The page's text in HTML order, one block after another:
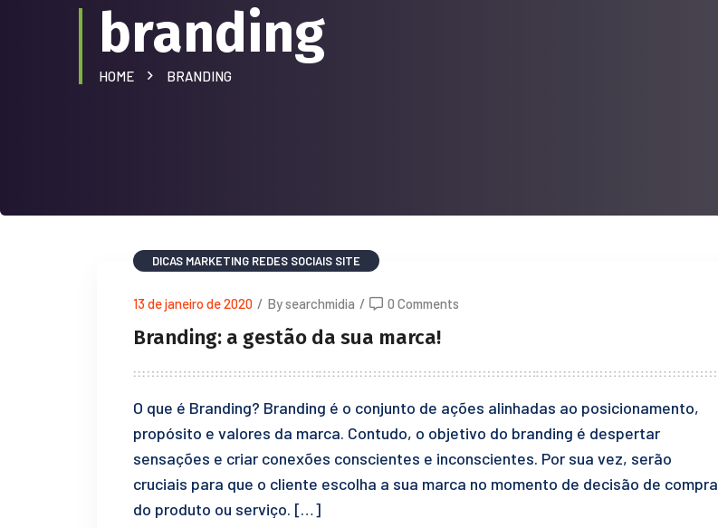
branding
HOME BRANDING
DICAS MARKETING REDES SOCIAIS SITE
13 de janeiro de 2020 / By searchmidia / 0 Comments
Branding: a gestão da sua marca!
O que é Branding? Branding é o conjunto de ações alinhadas ao posicionamento,
propósito e valores da marca. Contudo, o objetivo do branding é despertar
sensações e criar conexões conscientes e inconscientes. Por sua vez, serão
cruciais para que o cliente escolha a sua marca no momento de decisão de compra
do produto ou serviço. […]